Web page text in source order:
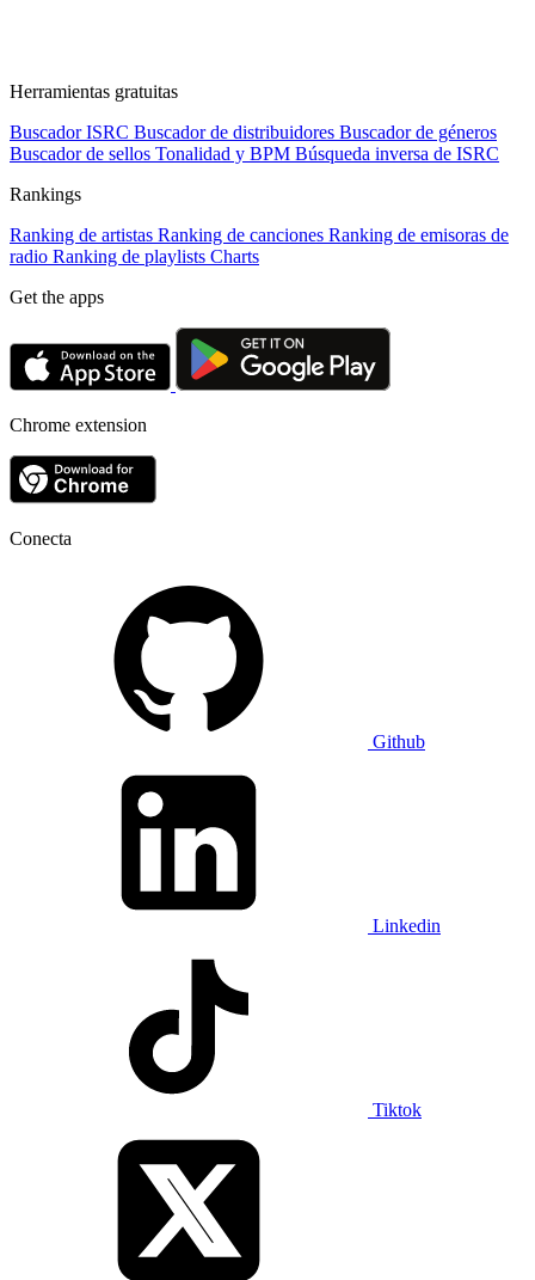
Herramientas gratuitas
Buscador ISRC Buscador de distribuidores Buscador de géneros
Buscador de sellos Tonalidad y BPM Búsqueda inversa de ISRC
Rankings
Ranking de artistas Ranking de canciones Ranking de emisoras de
radio Ranking de playlists Charts
Get the apps
Chrome extension
Conecta
Github
Linkedin
Tiktok